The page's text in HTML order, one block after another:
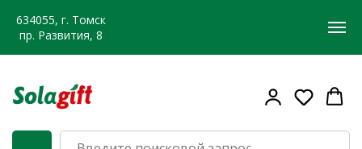
634055, г. Томск
пр. Развития, 8